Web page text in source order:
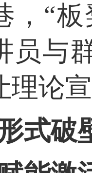
，“
员与
理论
式破